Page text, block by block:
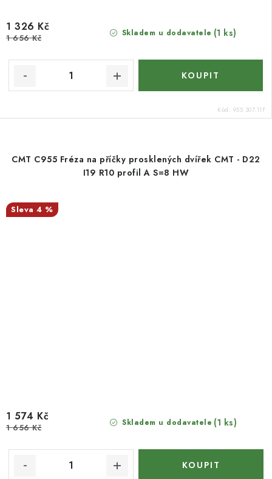
Skladem u dodavatele (1 ks)
1 326 Kč
1 656 Kč
Kód: 955.307.11F
CMT C955 Fréza na příčky prosklených dvířek CMT - D22
I19 R10 profil A S=8 HW
4 %
Skladem u dodavatele (1 ks)
1 574 Kč
1 656 Kč